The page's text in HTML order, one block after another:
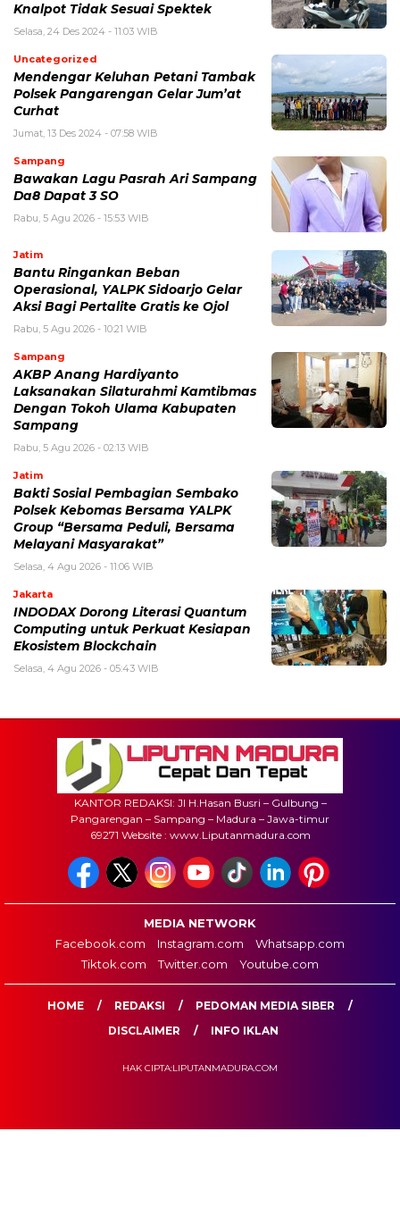
Knalpot Tidak Sesuai Spektek
Selasa, 24 Des 2024 - 11:03 WIB
Uncategorized
Mendengar Keluhan Petani Tambak
Polsek Pangarengan Gelar Jum’at
Curhat
Jumat, 13 Des 2024 - 07:58 WIB
Sampang
Bawakan Lagu Pasrah Ari Sampang
Da8 Dapat 3 SO
Rabu, 5 Agu 2026 - 15:53 WIB
Jatim
Bantu Ringankan Beban
Operasional, YALPK Sidoarjo Gelar
Aksi Bagi Pertalite Gratis ke Ojol
Rabu, 5 Agu 2026 - 10:21 WIB
Sampang
AKBP Anang Hardiyanto
Laksanakan Silaturahmi Kamtibmas
Dengan Tokoh Ulama Kabupaten
Sampang
Rabu, 5 Agu 2026 - 02:13 WIB
Jatim
Bakti Sosial Pembagian Sembako
Polsek Kebomas Bersama YALPK
Group “Bersama Peduli, Bersama
Melayani Masyarakat”
Selasa, 4 Agu 2026 - 11:06 WIB
Jakarta
INDODAX Dorong Literasi Quantum
Computing untuk Perkuat Kesiapan
Ekosistem Blockchain
Selasa, 4 Agu 2026 - 05:43 WIB
KANTOR REDAKSI: Jl H.Hasan Busri – Gulbung –
Pangarengan – Sampang – Madura – Jawa-timur
69271 Website : www.Liputanmadura.com
MEDIA NETWORK
Facebook.com
Instagram.com
Whatsapp.com
Tiktok.com
Twitter.com Youtube.com
HOME REDAKSI
PEDOMAN MEDIA SIBER
DISCLAIMER
INFO IKLAN
HAK CIPTA:LIPUTANMADURA.COM